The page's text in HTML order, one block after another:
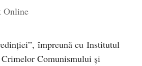
Online
împreună cu Institutul
Crimelor Comunismului şi